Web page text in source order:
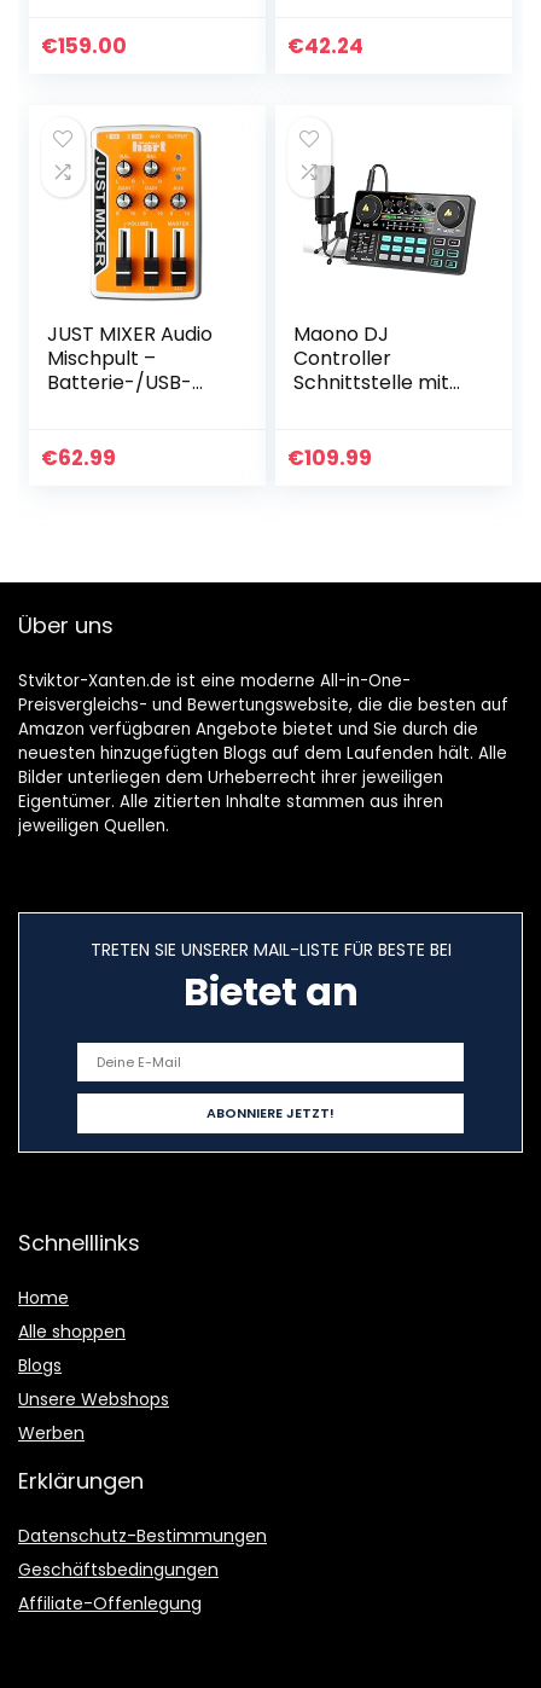
Bluetooth-USB-
Phantomspeisung
…
€159.00
Line-Eingängen
€42.24
JUST MIXER Audio
Mischpult –
Batterie-/USB-
Taschen-Audio
€62.99
Maono DJ
Controller
Schnittstelle mit
AM200-S1 Audio
€109.99
Über uns
Stviktor-Xanten.de ist eine moderne All-in-One-
Preisvergleichs- und Bewertungswebsite, die die besten auf
Amazon verfügbaren Angebote bietet und Sie durch die
neuesten hinzugefügten Blogs auf dem Laufenden hält. Alle
Bilder unterliegen dem Urheberrecht ihrer jeweiligen
Eigentümer. Alle zitierten Inhalte stammen aus ihren
jeweiligen Quellen.
TRETEN SIE UNSERER MAIL-LISTE FÜR BESTE BEI
Bietet an
Schnelllinks
Home
Alle shoppen
Blogs
Unsere Webshops
Werben
Erklärungen
Datenschutz-Bestimmungen
Geschäftsbedingungen
Affiliate-Offenlegung